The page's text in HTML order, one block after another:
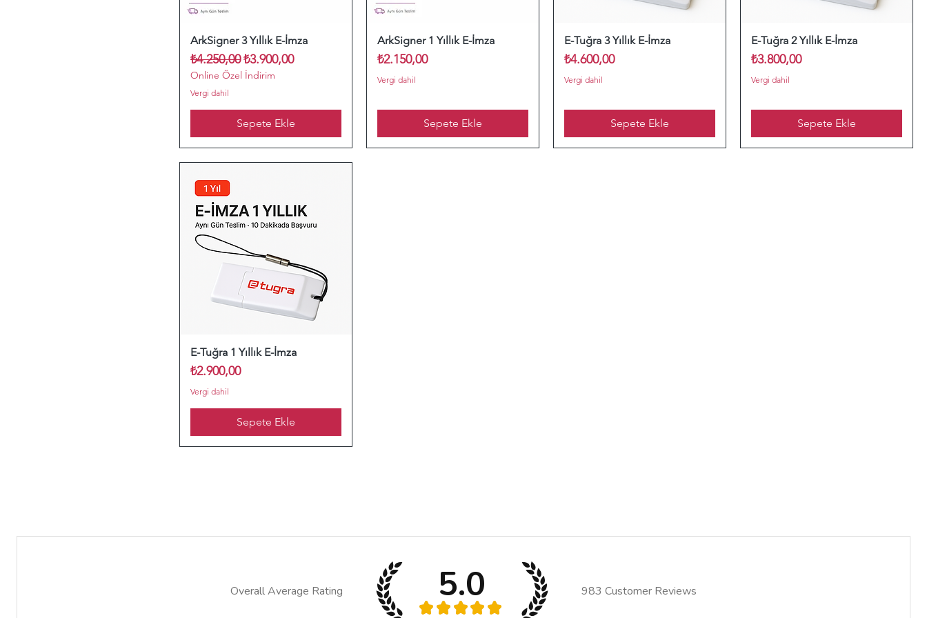
ArkSigner 3 Yıllık E-İmza
Normal Fiyat
₺4.250,00İndirimli Fiyat
₺3.900,00
Online Özel İndirim
Vergi dahil
Sepete Ekle
ArkSigner 1 Yıllık E-İmza
Fiyat
₺2.150,00
Vergi dahil
Sepete Ekle
E-Tuğra 3 Yıllık E-İmza
Fiyat
₺4.600,00
Vergi dahil
Sepete Ekle
E-Tuğra 2 Yıllık E-İmza
Fiyat
₺3.800,00
Vergi dahil
Sepete Ekle
E-Tuğra 1 Yıllık E-İmza
Fiyat
₺2.900,00
Vergi dahil
Sepete Ekle
Overall Average Rating 5.0
★ ★ ★ ★ ★
983 Customer Reviews